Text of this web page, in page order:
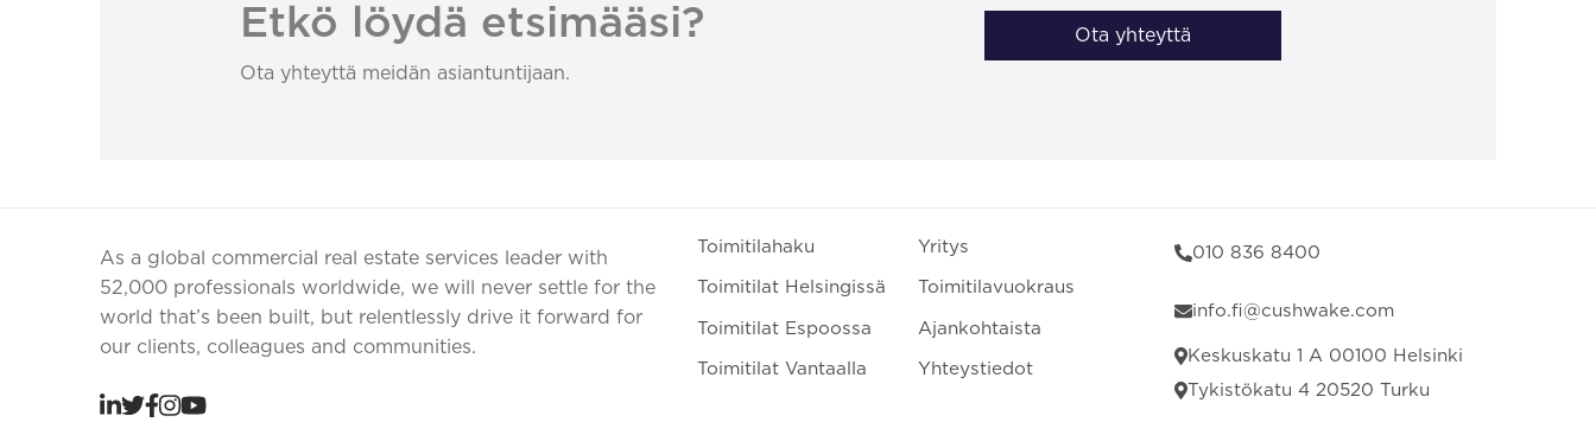
Etkö löydä etsimääsi?
Ota yhteyttä meidän asiantuntijaan.
Ota yhteyttä
As a global commercial real estate services leader with
52,000 professionals worldwide, we will never settle for the
world that’s been built, but relentlessly drive it forward for
our clients, colleagues and communities.
Toimitilahaku
Toimitilat Helsingissä
Toimitilat Espoossa
Toimitilat Vantaalla
Yritys
Toimitilavuokraus
Ajankohtaista
Yhteystiedot
010 836 8400
info.fi@cushwake.com
Keskuskatu 1 A 00100 Helsinki
Tykistökatu 4 20520 Turku